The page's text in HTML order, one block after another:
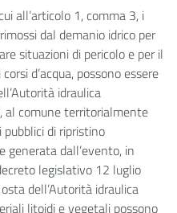
all’articolo 1, comma 3, i
dal demanio idrico per
situazioni di pericolo e per il
d’acqua, possono essere
idraulica
al comune territorialmente
di ripristino
generata dall’evento, in
legislativo 12 luglio
dell’Autorità idraulica
litoidi e vegetali possono